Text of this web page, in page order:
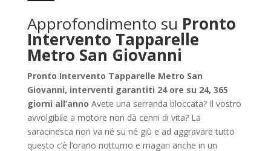
Approfondimento su Pronto
Intervento Tapparelle
Metro San Giovanni
Pronto Intervento Tapparelle Metro San
Giovanni, interventi garantiti 24 ore su 24, 365
giorni all’anno Avete una serranda bloccata? Il vostro
avvolgibile a motore non dà cenni di vita? La
saracinesca non va né su né giù e ad aggravare tutto
questo c’è l’orario notturno e magari anche in un